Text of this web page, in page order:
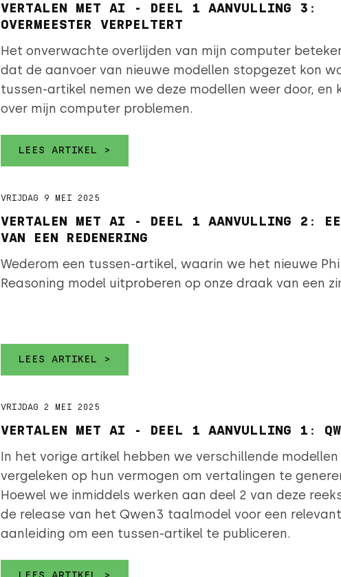
VERTALEN MET AI - DEEL 1 AANVULLING 3:
OVERMEESTER VERPELTERT
Het onverwachte overlijden van mijn computer
dat de aanvoer van nieuwe modellen stopgezet kon
tussen-artikel nemen we deze modellen weer door, en
over mijn computer problemen.
LEES ARTIKEL >
VRIJDAG 9 MEI 2025
VERTALEN MET AI - DEEL 1 AANVULLING 2:
VAN EEN REDENERING
Wederom een tussen-artikel, waarin we het nieuwe
Reasoning model uitproberen op onze draak van een
LEES ARTIKEL >
VRIJDAG 2 MEI 2025
VERTALEN MET AI - DEEL 1 AANVULLING 1:
In het vorige artikel hebben we verschillende
vergeleken op hun vermogen om vertalingen te
Hoewel we inmiddels werken aan deel 2 van deze
de release van het Qwen3 taalmodel voor een
aanleiding om een tussen-artikel te publiceren.